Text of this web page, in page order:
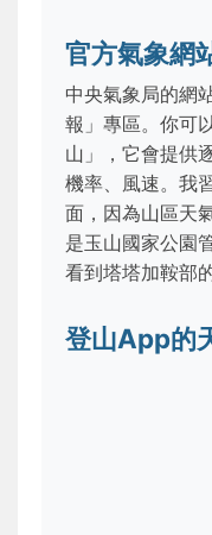
官方氣象網
中央氣象局的網
報」專區。你可
山」，它會提供
機率、風速。我
面，因為山區天
是玉山國家公園
看到塔塔加鞍部
登山App的